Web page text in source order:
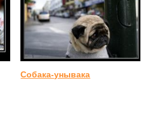
Собака-унывака